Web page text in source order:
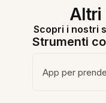
Altri
Scopri i nostri
Strumenti
App per